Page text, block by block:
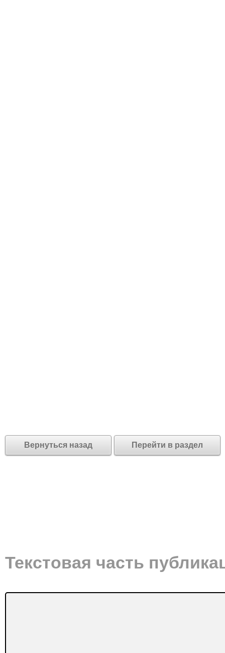
Вернуться назад Перейти в раздел
Текстовая часть